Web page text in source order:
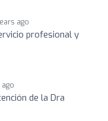
ago
profesional y
de la Dra